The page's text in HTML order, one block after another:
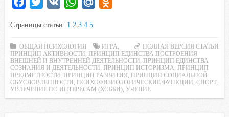
c
b
o
o
i
t
e
r
W
a
s
A
p
l
.
R
u
k
l
a
Страницы статьи: 1 2 3 4 5
ПОЛНАЯ ВЕРСИЯ СТАТЬИ
ОБЩАЯ ПСИХОЛОГИЯ ИГРА
ПРИНЦИП АКТИВНОСТИ
ПРИНЦИП ЕДИНСТВА ПОСТРОЕНИЯ
ВНЕШНЕЙ И ВНУТРЕННЕЙ ДЕЯТЕЛЬНОСТИ
ПРИНЦИП ЕДИНСТВА
СОЗНАНИЯ И ДЕЯТЕЛЬНОСТИ
ПРИНЦИП ИСТОРИЗМА
ПРИНЦИП
ПРЕДМЕТНОСТИ
ПРИНЦИП РАЗВИТИЯ
ПРИНЦИП СОЦИАЛЬНОЙ
ОБУСЛОВЛЕННОСТИ
ПСИХОФИЗИОЛОГИЧЕСКИЕ ФУНКЦИИ СПОРТ,
УВЛЕЧЕНИЕ ПО ИНТЕРЕСАМ (ХОББИ) УЧЕНИЕ